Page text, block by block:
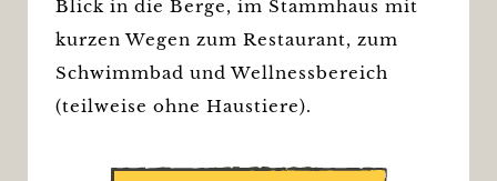
Blick in die Berge, im Stammhaus mit
kurzen Wegen zum Restaurant, zum
Schwimmbad und Wellnessbereich
(teilweise ohne Haustiere).